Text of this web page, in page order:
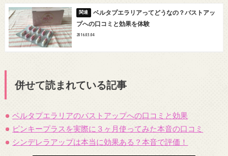
ベルタプエラリアってどうなの？バストアッ
プへの口コミと効果を体験
2016.03.04
併せて読まれている記事
ベルタプエラリアのバストアップへの口コミと効果
ピンキープラスを実際に３ヶ月使ってみた本音の口コミ
シンデレラアップは本当に効果ある？本音で評価！